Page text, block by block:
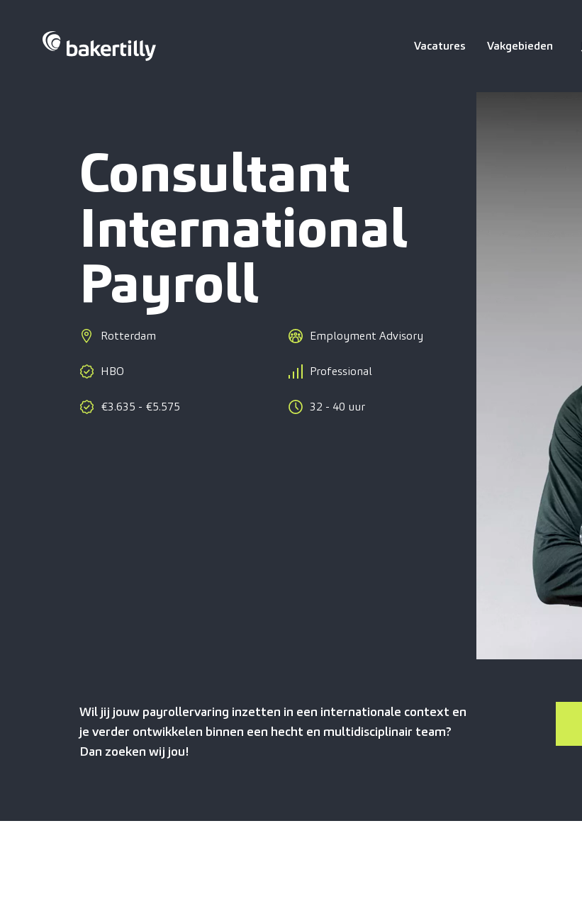
Vacatures Vakgebieden
Consultant
International
Payroll
Rotterdam
HBO
€3.635 - €5.575
Employment Advisory
Professional
32 - 40 uur
Wil jij jouw payrollervaring inzetten in een internationale context en
je verder ontwikkelen binnen een hecht en multidisciplinair team?
Dan zoeken wij jou!